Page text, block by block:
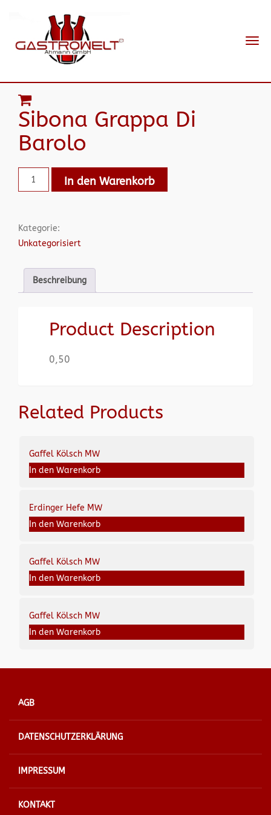
Sibona Grappa Di
Barolo
In den Warenkorb
Kategorie:
Unkategorisiert
Beschreibung
Product Description
0,50
Related Products
Gaffel Kölsch MW
In den Warenkorb
Erdinger Hefe MW
In den Warenkorb
Gaffel Kölsch MW
In den Warenkorb
Gaffel Kölsch MW
In den Warenkorb
AGB
DATENSCHUTZERKLÄRUNG
IMPRESSUM
KONTAKT